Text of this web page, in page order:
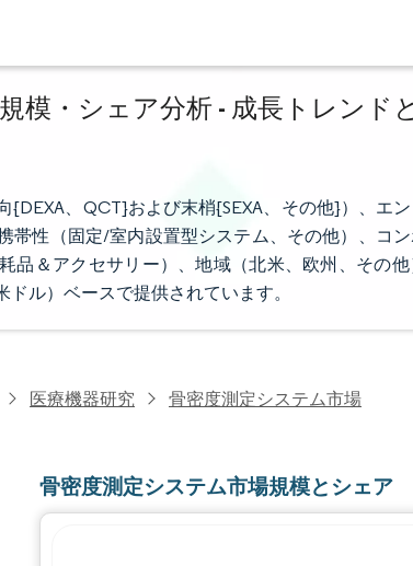
模・シェア分析 - 成長トレンド
{DEXA、QCT}および末梢{SEXA、その他}）、エ
帯性（固定/室内設置型システム、その他）、コ
品＆アクセサリー）、地域（北米、欧州、その
ル）ベースで提供されています。
医療機器研究 骨密度測定システム市場
骨密度測定システム市場規模とシェア